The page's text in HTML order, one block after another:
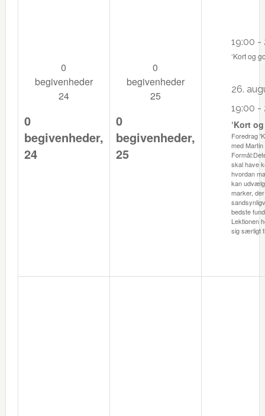
0
begivenheder
24
0
begivenheder,
24
0
begivenheder
25
0
begivenheder,
25
19:00 -
‘Kort og
26.
19:00 -
‘Kort
Foredrag
med
skal have
hvordan
kan
marker, der
bedste
Lektionen
sig særligt